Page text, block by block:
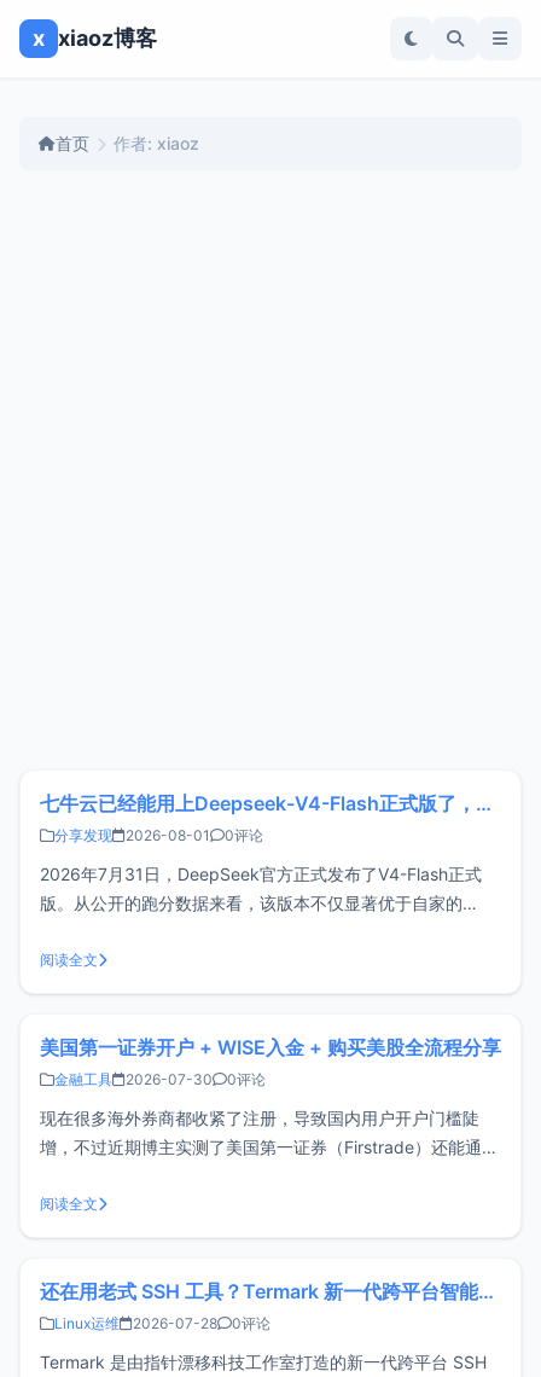
x xiaoz博客
首页 作者: xiaoz
七牛云已经能用上Deepseek-V4-Flash正式版了，点此领取300万Token
分享发现 2026-08-01 0评论
2026年7月31日，DeepSeek官方正式发布了V4-Flash正式
版。从公开的跑分数据来看，该版本不仅显著优于自家的
测试的分数仅作参考，实际性能仍需通过多场景实测来验证。
但Deepseek-V4-Flash价格是真的便宜，
阅读全文
美国第一证券开户 + WISE入金 + 购买美股全流程分享
金融工具 2026-07-30 0评论
现在很多海外券商都收紧了注册，导致国内用户开户门槛陡
增，不过近期博主实测了美国第一证券（Firstrade）还能通过
开户、入金、购买美股的全流程，供各位参考。关于
FirstradeFirstrade（美国第一证券）是1985年成立的老牌美
阅读全文
还在用老式 SSH 工具？Termark 新一代跨平台智能SSH客户端了解一下
Linux运维 2026-07-28 0评论
Termark 是由指针漂移科技工作室打造的新一代跨平台 SSH